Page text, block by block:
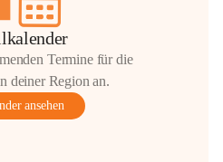
Termine für die
deiner Region an.
ansehen